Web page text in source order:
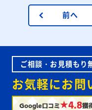
前へ
ご相談・お見積もり
お気軽にお問
Google口コミ★4.8獲